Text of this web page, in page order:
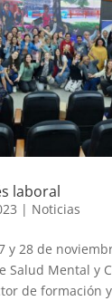
laboral
| Noticias
y 28 de
Salud Mental y
de formación